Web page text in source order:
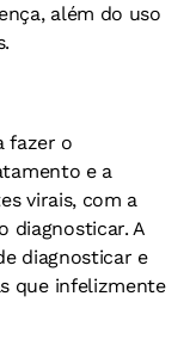
além do uso
fazer o
e a
virais, com a
diagnosticar. A
diagnosticar e
que infelizmente